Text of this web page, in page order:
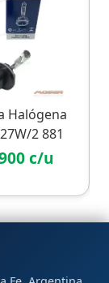
Halógena
2 881
- Zócalo
c/u